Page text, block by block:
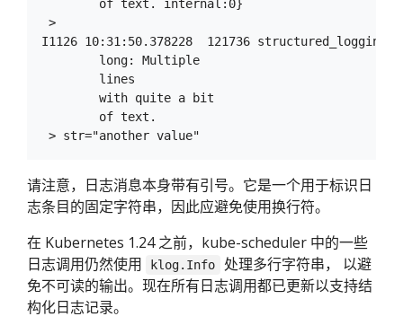
>
I1126 10:31:50.378228  121736
请注意，日志消息本身带有引号。它是一个用于标识日
志条目的固定字符串，因此应避免使用换行符。
在 Kubernetes 1.24 之前，kube-scheduler 中的一些
日志调用仍然使用
klog.Info
处理多行字符串， 以避
免不可读的输出。现在所有日志调用都已更新以支持结
构化日志记录。